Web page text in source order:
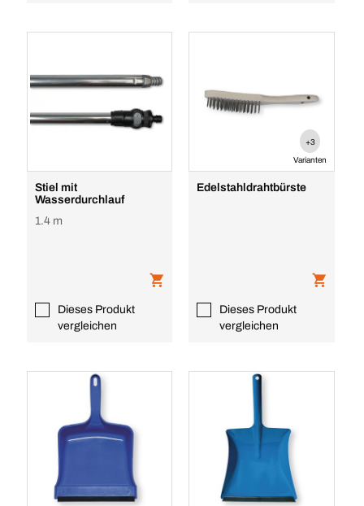
Stiel mit
Wasserdurchlauf
1.4 m
Dieses Produkt
vergleichen
+3
Varianten
Edelstahldrahtbürste
Dieses Produkt
vergleichen